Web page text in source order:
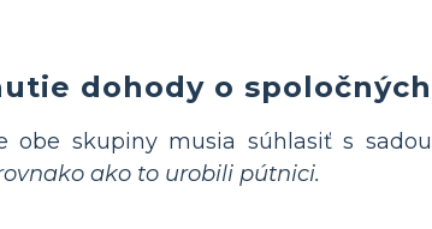
dohody o
obe skupiny musia súhlasiť s
ako to urobili pútnici.